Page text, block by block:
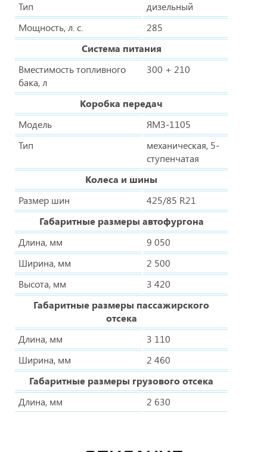
Тип
дизельный
Мощность, л. с.
285
Система питания
Вместимость топливного
бака, л
300 + 210
Коробка передач
Модель
ЯМЗ-1105
Тип
механическая, 5-
ступенчатая
Колеса и шины
Размер шин
425/85 R21
Габаритные размеры автофургона
Длина, мм
9 050
Ширина, мм
2 500
Высота, мм
3 420
Габаритные размеры пассажирского
отсека
Длина, мм
3 110
Ширина, мм
2 460
Габаритные размеры грузового отсека
Длина, мм
2 630